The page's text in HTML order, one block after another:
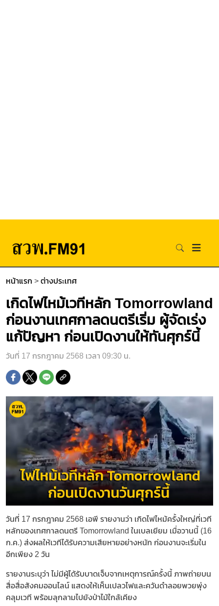
หน้าแรก > ต่างประเทศ
เกิดไฟไหม้เวทีหลัก Tomorrowland
ก่อนงานเทศกาลดนตรีเริ่ม ผู้จัดเร่ง
แก้ปัญหา ก่อนเปิดงานให้ทันศุกร์นี้
วันที่ 17 กรกฎาคม 2568 เวลา 09:30 น.
วันที่ 17 กรกฎาคม 2568 เอพี รายงานว่า เกิดไฟไหม้ครั้งใหญ่ที่เวที
หลักของเทศกาลดนตรี Tomorrowland ในเบลเยียม เมื่อวานนี้ (16
ก.ค.) ส่งผลให้เวทีได้รับความเสียหายอย่างหนัก ก่อนงานจะเริ่มใน
อีกเพียง 2 วัน
รายงานระบุว่า ไม่มีผู้ได้รับบาดเจ็บจากเหตุการณ์ครั้งนี้ ภาพถ่ายบน
สื่อสื่อสังคมออนไลน์ แสดงให้เห็นเปลวไฟและควันดำลอยพวยพุ่ง
คลุมเวที พร้อมลุกลามไปยังป่าไม้ใกล้เคียง